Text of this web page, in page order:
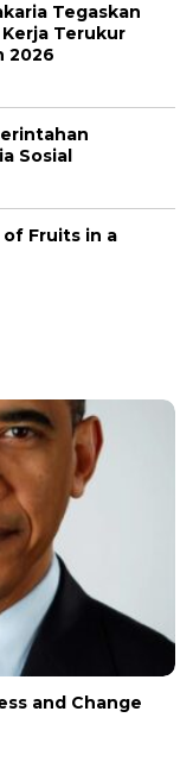
Tegaskan
Terukur
2026
Sosial
Fruits in a
and Change